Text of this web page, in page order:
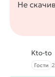
Не
Kto-to
Гости